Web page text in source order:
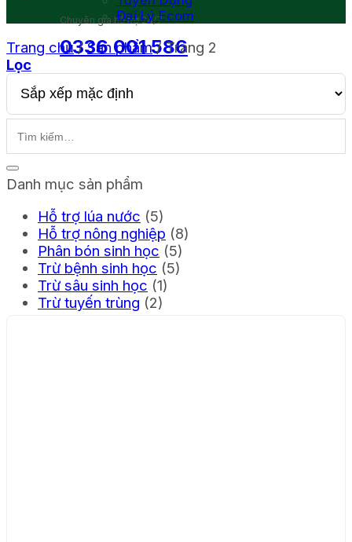
Chuyên gia hỗ trợ 24/7
0336 001 586
Đại Lý Ecom
Trang chủ / Sản phẩm /Trang 2
Lọc
Danh mục sản phẩm
Hỗ trợ lúa nước (5)
Hỗ trợ nông nghiệp (8)
Phân bón sinh học (5)
Trừ bệnh sinh học (5)
Trừ sâu sinh học (1)
Trừ tuyến trùng (2)